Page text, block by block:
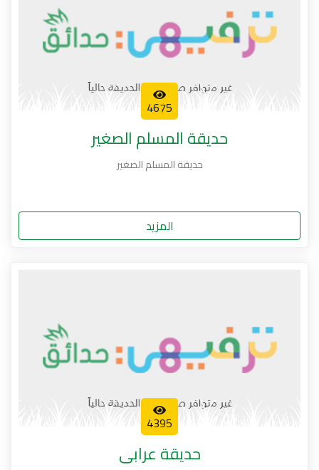
4675
حديقة المسلم الصغير
حديقة المسلم الصغير
المزيد
4395
حديقة عرابى